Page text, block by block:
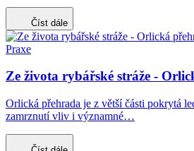
Číst dále
Praxe
Ze života rybářské stráže -
Orlická přehrada je z větší části pokrytá
zamrznutí vliv i významné…